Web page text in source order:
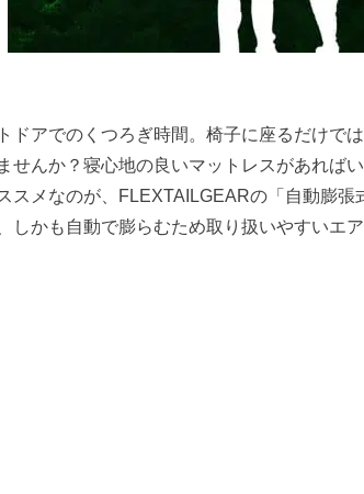
ドアでのくつろぎ時間。椅子に座るだけで
せんか？寝心地の良いマットレスがあれば
スメなのが、FLEXTAILGEARの「自動膨
しかも自動で膨らむため取り扱いやすいエ